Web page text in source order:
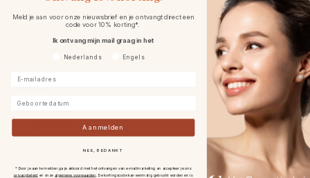
Ingrediënten
Veelgestelde vragen
Meld je aan voor onze nieuwsbrief en je ontvangt direct een
code voor 10% korting*.
Ik ontvang mijn mail graag in het
Voorkeurtaal
Nederlands Engels
Aanmelden
NEE, BEDANKT
* Door je aan te melden ga je akkoord met het ontvangen van e-mailmarketing en accepteer je ons
privacybeleid en onze algemene voorwaarden .De kortingscode kan eenmalig gebruikt worden en is